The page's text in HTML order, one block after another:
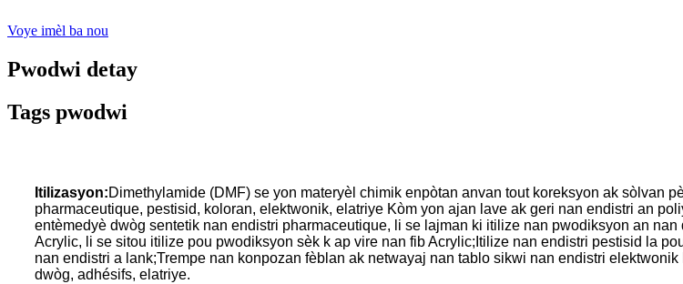
Voye imèl ba nou
Pwodwi detay
Tags pwodwi
Itilizasyon:Dimethylamide (DMF) se yon materyèl chimik enpòtan anvan tout koreksyon ak sòlvan
pharmaceutique, pestisid, koloran, elektwonik, elatriye Kòm yon ajan lave ak geri nan endistri an
entèmedyè dwòg sentetik nan endistri pharmaceutique, li se lajman ki itilize nan pwodiksyon an
Acrylic, li se sitou itilize pou pwodiksyon sèk k ap vire nan fib Acrylic;Itilize nan endistri pestisid la
nan endistri a lank;Trempe nan konpozan fèblan ak netwayaj nan tablo sikwi nan endistri
dwòg, adhésifs, elatriye.